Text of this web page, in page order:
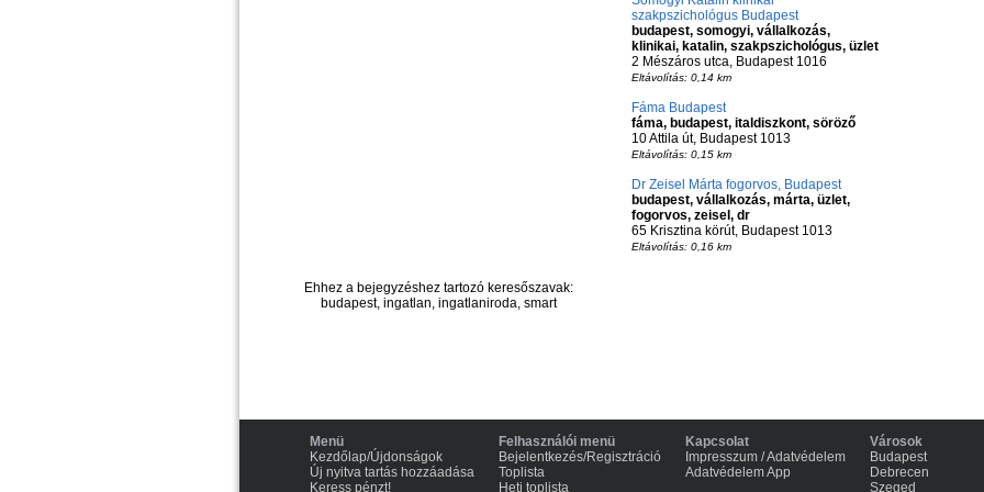
szakpszichológus Budapest
budapest, somogyi, vállalkozás,
klinikai, katalin, szakpszichológus, üzlet
2 Mészáros utca, Budapest 1016
Eltávolítás: 0,14 km
Fáma Budapest
fáma, budapest, italdiszkont, söröző
10 Attila út, Budapest 1013
Eltávolítás: 0,15 km
Dr Zeisel Márta fogorvos, Budapest
budapest, vállalkozás, márta, üzlet,
fogorvos, zeisel, dr
65 Krisztina körút, Budapest 1013
Eltávolítás: 0,16 km
Ehhez a bejegyzéshez tartozó keresőszavak:
budapest, ingatlan, ingatlaniroda, smart
Menü
Kezdőlap/Újdonságok
Új nyitva tartás hozzáadása
Keress pénzt!
Felhasználói menü
Bejelentkezés/Regisztráció
Toplista
Heti toplista
Kapcsolat
Impresszum / Adatvédelem
Adatvédelem App
Városok
Budapest
Debrecen
Szeged